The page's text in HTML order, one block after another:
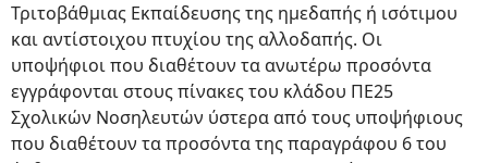
Τριτοβάθμιας Εκπαίδευσης της ημεδαπής ή ισότιμου
και αντίστοιχου πτυχίου της αλλοδαπής. Οι
υποψήφιοι που διαθέτουν τα ανωτέρω προσόντα
εγγράφονται στους πίνακες του κλάδου ΠΕ25
Σχολικών Νοσηλευτών ύστερα από τους υποψήφιους
που διαθέτουν τα προσόντα της παραγράφου 6 του